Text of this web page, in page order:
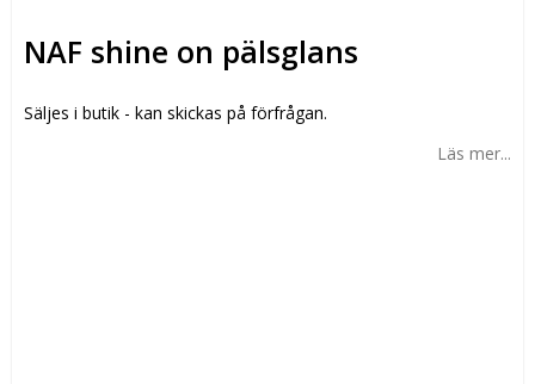
NAF shine on pälsglans
Säljes i butik - kan skickas på förfrågan.
Läs mer...